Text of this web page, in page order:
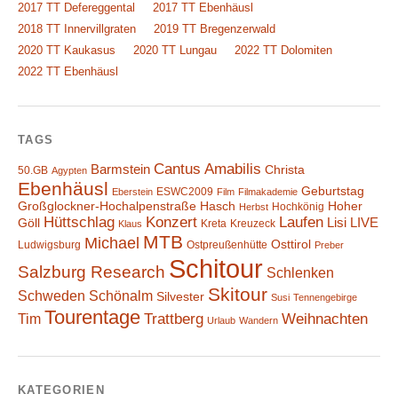
2017 TT Defereggental
2017 TT Ebenhäusl
2018 TT Innervillgraten
2019 TT Bregenzerwald
2020 TT Kaukasus
2020 TT Lungau
2022 TT Dolomiten
2022 TT Ebenhäusl
TAGS
50.GB Agypten Barmstein Cantus Amabilis Christa
Ebenhäusl Eberstein ESWC2009 Film Filmakademie Geburtstag
Großglockner-Hochalpenstraße Hasch Herbst Hochkönig Hoher
Göll
Hüttschlag Klaus Konzert Kreta Kreuzeck Laufen Lisi LIVE
Ludwigsburg Michael MTB Ostpreußenhütte Osttirol Preber
Salzburg Research Schitour Schlenken
Schweden Schönalm Silvester Skitour Susi Tennengebirge
Tim Tourentage Trattberg Urlaub Wandern Weihnachten
KATEGORIEN